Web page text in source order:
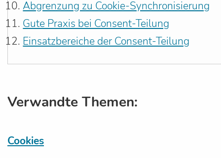
Abgrenzung zu Cookie-Synchronisierung
Gute Praxis bei Consent-Teilung
Einsatzbereiche der Consent-Teilung
Verwandte Themen:
Cookies